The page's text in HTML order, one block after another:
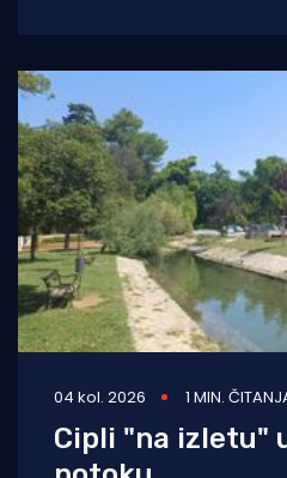
04 kol. 2026 1 MIN.
Cipli "na izletu"